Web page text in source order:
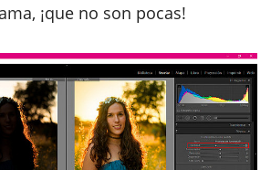
¡que no son pocas!